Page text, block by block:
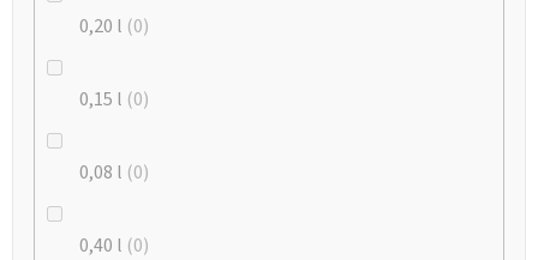
0,20 l 0
0,15 l 0
0,08 l 0
0,40 l 0